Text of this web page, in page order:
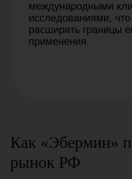
Как «Эбермин»
рынок РФ
В 2017 году производство и
препарата были возобновлены
совместными усилиями российских
и кубинских компаний.
«Эбермин» на российский рынок
встречено с большим интересом
2023